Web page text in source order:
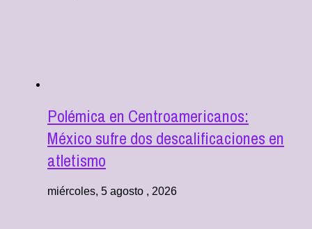
Polémica en Centroamericanos:
México sufre dos descalificaciones en
atletismo
miércoles, 5 agosto , 2026